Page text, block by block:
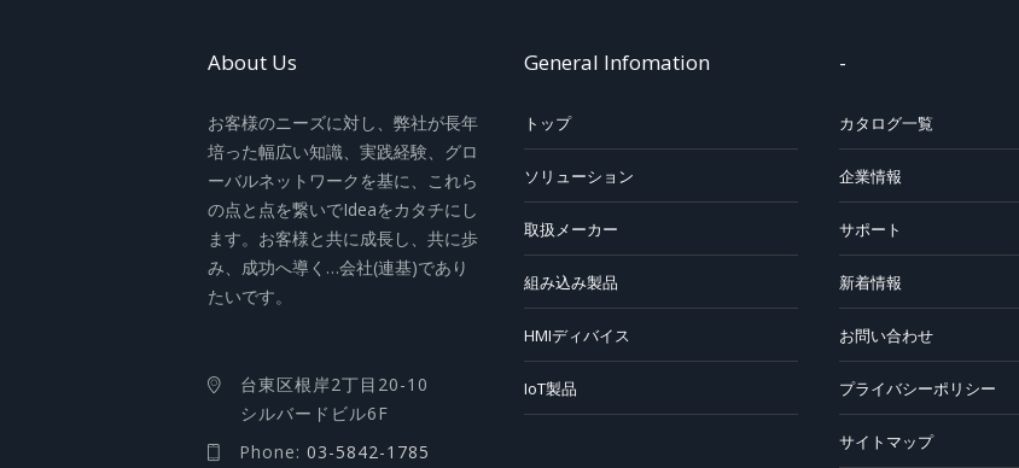
About Us
お客様のニーズに対し、弊社が長年
培った幅広い知識、実践経験、グロ
ーバルネットワークを基に、これら
の点と点を繋いでIdeaをカタチにし
ます。お客様と共に成長し、共に歩
み、成功へ導く…会社(連基)であり
たいです。
台東区根岸2丁目20-10
シルバードビル6F
Phone: 03-5842-1785
General Infomation
トップ
ソリューション
取扱メーカー
組み込み製品
HMIディバイス
IoT製品
-
カタログ一覧
企業情報
サポート
新着情報
お問い合わせ
プライバシーポリシー
サイトマップ